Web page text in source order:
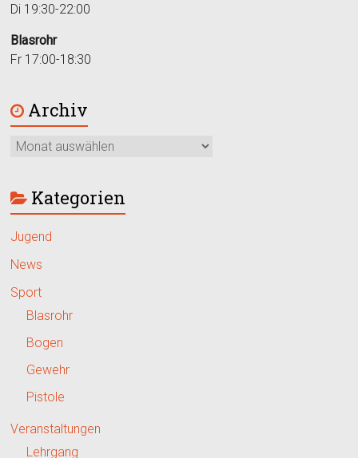
Di 19:30-22:00
Blasrohr
Fr 17:00-18:30
Archiv
Kategorien
Jugend
News
Sport
Blasrohr
Bogen
Gewehr
Pistole
Veranstaltungen
Lehrgang